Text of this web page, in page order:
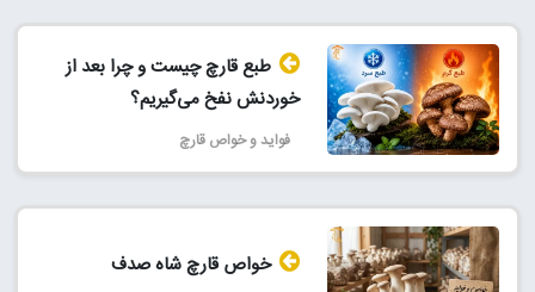
طبع قارچ چیست و چرا بعد از
خوردنش نفخ می‌گیریم؟
فواید و خواص قارچ
خواص قارچ شاه صدف